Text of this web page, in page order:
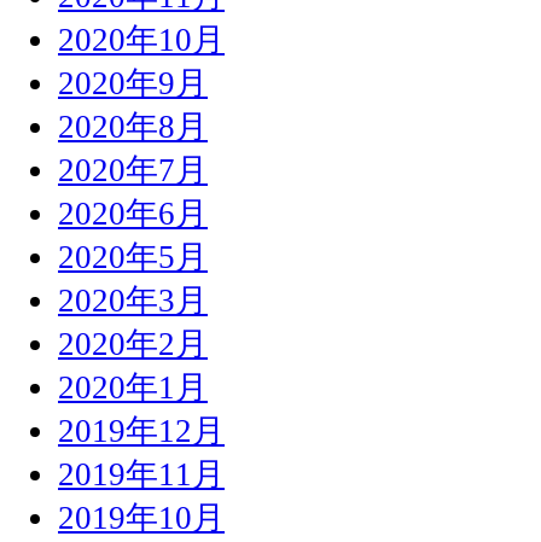
2020年10月
2020年9月
2020年8月
2020年7月
2020年6月
2020年5月
2020年3月
2020年2月
2020年1月
2019年12月
2019年11月
2019年10月